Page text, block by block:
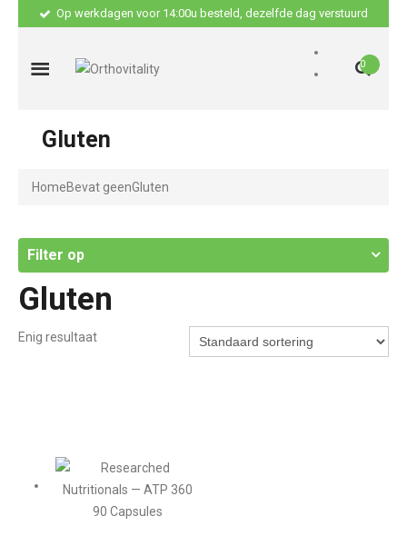
Op werkdagen voor 14:00u besteld, dezelfde dag verstuurd
0
Gluten
HomeBevat geenGluten
Filter op
Gluten
Enig resultaat